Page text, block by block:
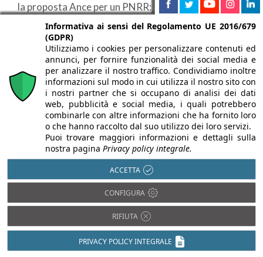
la proposta Ance per un PNRR: fondi dedicati, ...
Guerra Usa-Iran: dall’energia ai cantieri, il
conflitto pesa su famiglie e settore
immobiliare
Adele di Carlo
Informativa ai sensi del Regolamento UE 2016/679
(GDPR)
Utilizziamo i cookies per personalizzare contenuti ed
annunci, per fornire funzionalità dei social media e
per analizzare il nostro traffico. Condividiamo inoltre
informazioni sul modo in cui utilizza il nostro sito con
i nostri partner che si occupano di analisi dei dati
web, pubblicità e social media, i quali potrebbero
combinarle con altre informazioni che ha fornito loro
o che hanno raccolto dal suo utilizzo dei loro servizi.
Puoi trovare maggiori informazioni e dettagli sulla
nostra pagina Privacy policy integrale.
ACCETTA
CONFIGURA
RIFIUTA
PRIVACY POLICY INTEGRALE